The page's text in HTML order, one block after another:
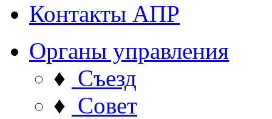
Контакты АПР
Органы управления
♦ Съезд
♦ Совет